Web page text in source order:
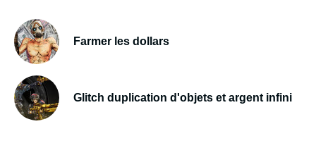
Farmer les dollars
Glitch duplication d'objets et argent infini